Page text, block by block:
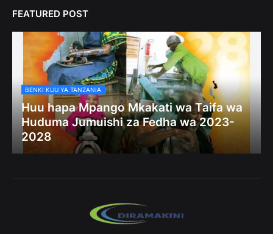
FEATURED POST
BENKI KUU YA TANZANIA
Huu hapa Mpango Mkakati wa Taifa wa
Huduma Jumuishi za Fedha wa 2023-
2028